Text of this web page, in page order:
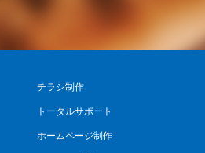
チラシ制作
トータルサポート
ホームページ制作